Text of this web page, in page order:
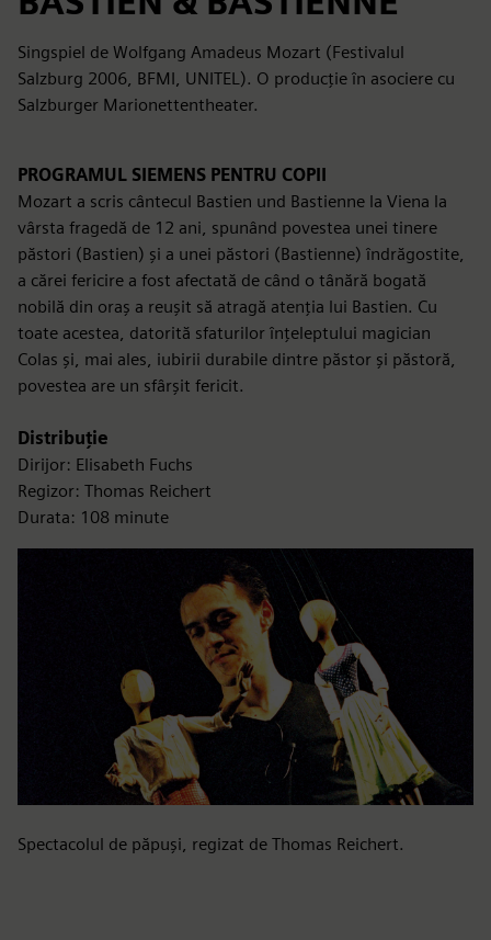
Singspiel de Wolfgang Amadeus Mozart (Festivalul
Salzburg 2006, BFMI, UNITEL). O producție în asociere cu
Salzburger Marionettentheater.
PROGRAMUL SIEMENS PENTRU COPII
Mozart a scris cântecul Bastien und Bastienne la Viena la
vârsta fragedă de 12 ani, spunând povestea unei tinere
păstori (Bastien) și a unei păstori (Bastienne) îndrăgostite,
a cărei fericire a fost afectată de când o tânără bogată
nobilă din oraș a reușit să atragă atenția lui Bastien. Cu
toate acestea, datorită sfaturilor înțeleptului magician
Colas și, mai ales, iubirii durabile dintre păstor și păstoră,
povestea are un sfârșit fericit.
Distribuție
Dirijor: Elisabeth Fuchs
Regizor: Thomas Reichert
Durata: 108 minute
Spectacolul de păpuși, regizat de Thomas Reichert.